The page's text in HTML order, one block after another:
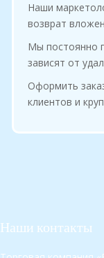
Наши
возврат
Мы постоянно
зависят от
Оформить
клиентов и
Наши контакты